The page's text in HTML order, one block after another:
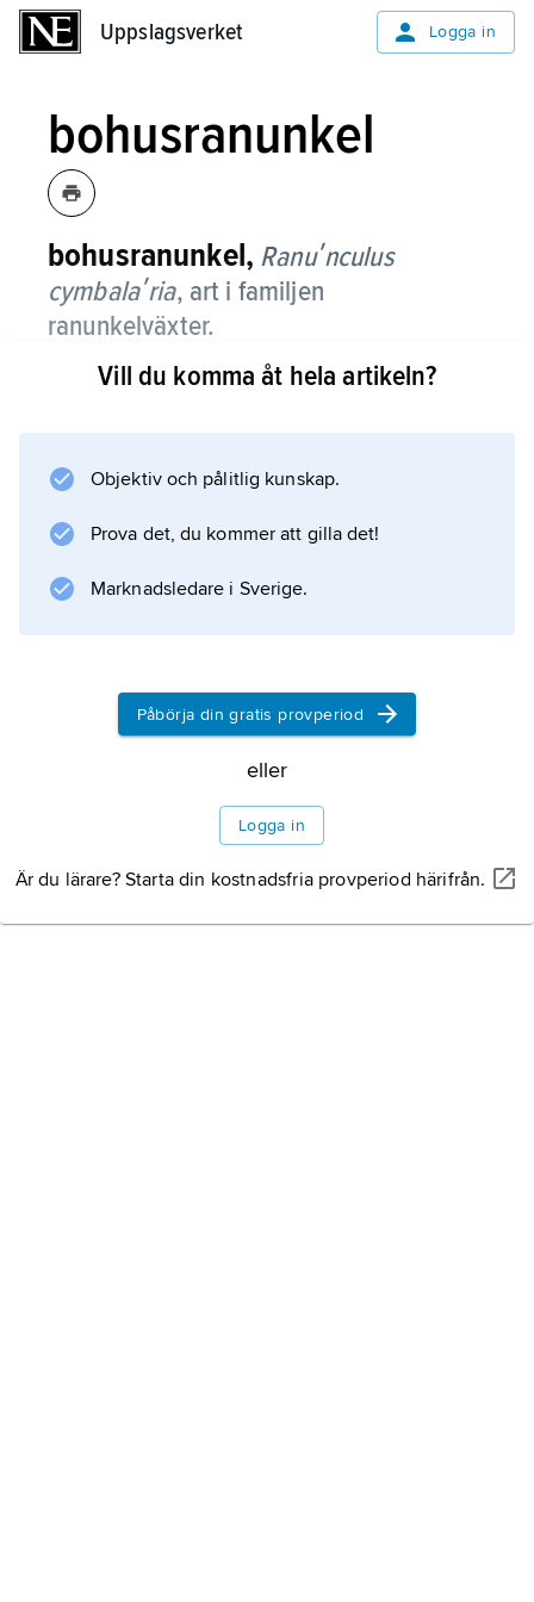
Uppslagsverket Logga in
bohusranunkel
bohusranunkel, Ranuʹnculus
cymbalaʹria, art i familjen
ranunkelväxter.
Det är en liten, kal, flerårig ört med
hjärtlika med naggad kant. De ljusgula, 6–8
upprätta, ca 5 cm höga skaft, och blomningen
inträffar under hög- och eftersommaren.
Information om artikeln
Vill du komma åt hela artikeln?
Objektiv och pålitlig kunskap.
Prova det, du kommer att gilla det!
Marknadsledare i Sverige.
Påbörja din gratis provperiod
eller
Logga in
Är du lärare? Starta din kostnadsfria provperiod härifrån.